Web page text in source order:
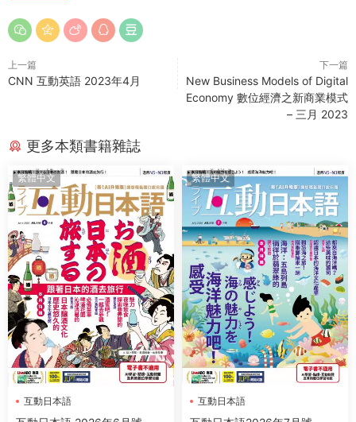
上一篇
CNN 互動英語 2023年4月
下一篇
New Business Models of Digital
Economy 數位經濟之新商業模式
– 三月 2023
更多本類書籍雜誌
繁體中文
互動日本語
繁體中文
互動日本語